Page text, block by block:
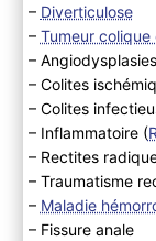
– Diverticulose
– Tumeur colique
–
– Colites
– Colites
– Inflammatoire (
– Rectites
– Traumatisme
– Maladie
– Fissure anale